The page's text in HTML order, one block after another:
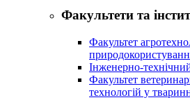
Факультети та
Факультет
Інженерно-
Факультет
технологій у